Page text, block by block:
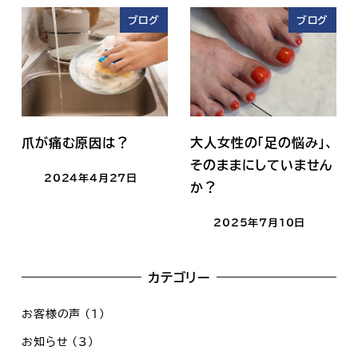
ブログ
爪が痛む原因は？
2024年4月27日
ブログ
大人女性の「足の悩み」、
そのままにしていません
か？
2025年7月10日
カテゴリー
お客様の声 (1)
お知らせ (3)